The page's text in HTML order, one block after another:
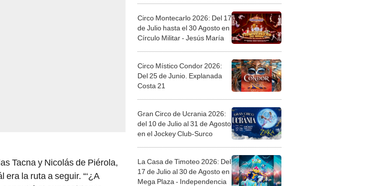
Tacna y Nicolás de Piérola,
la ruta a seguir. “‘¿A
Circo Montecarlo 2026: Del 17
de Julio hasta el 30 Agosto en
Círculo Militar - Jesús María
Circo Místico Condor 2026:
Del 25 de Junio. Explanada
Costa 21
Gran Circo de Ucrania 2026:
del 10 de Julio al 31 de Agosto
en el Jockey Club-Surco
La Casa de Timoteo 2026: Del
17 de Julio al 30 de Agosto en
Mega Plaza - Independencia